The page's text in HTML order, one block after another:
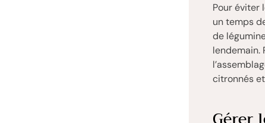
Pour éviter
un temps
de
lendemain.
citronnés